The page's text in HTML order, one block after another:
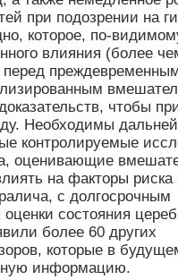
при подозрении на
которое, по-
влияния (более
перед
чтобы
Необходимы
контролируемые
оценивающие
на факторы риска
с долгосрочным
состояния
более 60 других
которые в
информацию.